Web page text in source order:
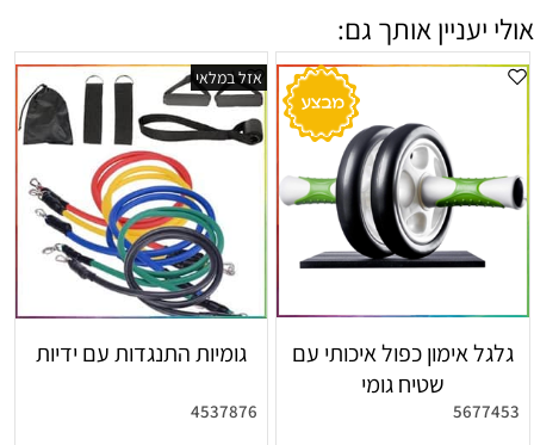
אולי יעניין אותך גם:
גלגל אימון כפול איכותי עם
שטיח גומי
5677453
אזל במלאי
גומיות התנגדות עם ידיות
4537876